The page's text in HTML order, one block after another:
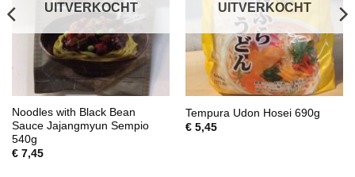
UITVERKOCHT
Noodles with Black Bean
Sauce Jajangmyun Sempio
540g
€7,45
UITVERKOCHT
Tempura Udon Hosei 690g
€5,45